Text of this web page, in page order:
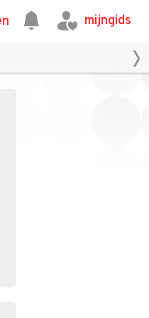
mijngids